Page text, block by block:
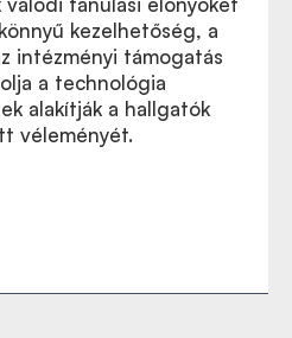
kezelhetőség, a
intézményi támogatás
a technológia
alakítják a hallgatók
véleményét.